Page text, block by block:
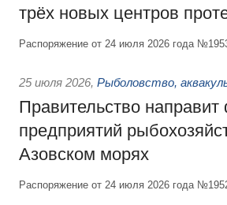
трёх новых центров
Распоряжение от 24 июля 2026 года
25 июля 2026, Рыболовство,
Правительство
предприятий
Азовском морях
Распоряжение от 24 июля 2026 года